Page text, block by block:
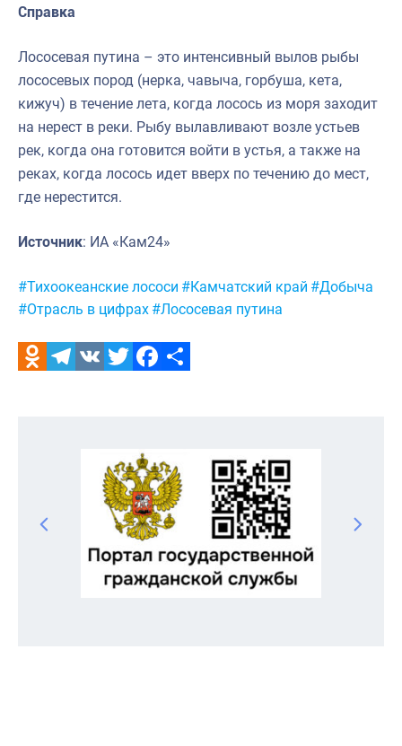
Справка
Лососевая путина – это интенсивный вылов рыбы
лососевых пород (нерка, чавыча, горбуша, кета,
кижуч) в течение лета, когда лосось из моря заходит
на нерест в реки. Рыбу вылавливают возле устьев
рек, когда она готовится войти в устья, а также на
реках, когда лосось идет вверх по течению до мест,
где нерестится.
Источник: ИА «Кам24»
Метки:
#Тихоокеанские лососи #Камчатский край #Добыча
#Отрасль в цифрах #Лососевая путина